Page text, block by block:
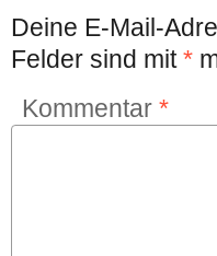
Deine E-Mail-
Felder sind mit*
Kommentar *